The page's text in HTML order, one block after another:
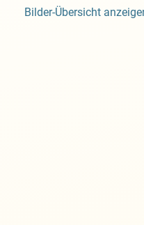
Bilder-Übersicht